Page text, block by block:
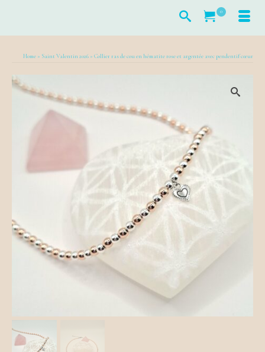
0
Home » Saint Valentin 2026 » Collier ras de cou en hématite rose et argentée avec pendentif cœur